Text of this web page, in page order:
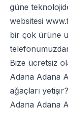
güne
websitesi
bir çok ürüne
Bize ücretsiz
Adana Adana
ağaçları yetişir?
Adana Adana